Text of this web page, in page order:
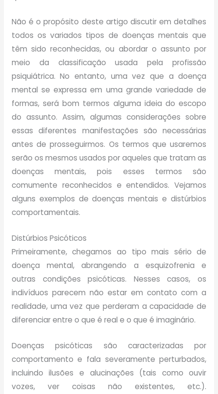
Não é o propósito deste artigo discutir em detalhes
todos os variados tipos de doenças mentais que
têm sido reconhecidas, ou abordar o assunto por
meio da classificação usada pela profissão
psiquiátrica. No entanto, uma vez que a doença
mental se expressa em uma grande variedade de
formas, será bom termos alguma ideia do escopo
do assunto. Assim, algumas considerações sobre
essas diferentes manifestações são necessárias
antes de prosseguirmos. Os termos que usaremos
serão os mesmos usados por aqueles que tratam as
doenças mentais, pois esses termos são
comumente reconhecidos e entendidos. Vejamos
alguns exemplos de doenças mentais e distúrbios
comportamentais.
Distúrbios Psicóticos
Primeiramente, chegamos ao tipo mais sério de
doença mental, abrangendo a esquizofrenia e
outras condições psicóticas. Nesses casos, os
indivíduos parecem não estar em contato com a
realidade, uma vez que perderam a capacidade de
diferenciar entre o que é real e o que é imaginário.
Doenças psicóticas são caracterizadas por
comportamento e fala severamente perturbados,
incluindo ilusões e alucinações (tais como ouvir
vozes, ver coisas não existentes, etc.).